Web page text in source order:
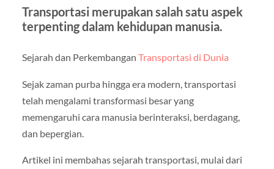
Transportasi merupakan salah satu aspek
terpenting dalam kehidupan manusia.
Sejarah dan Perkembangan Transportasi di Dunia
Sejak zaman purba hingga era modern, transportasi
telah mengalami transformasi besar yang
memengaruhi cara manusia berinteraksi, berdagang,
dan bepergian.
Artikel ini membahas sejarah transportasi, mulai dari